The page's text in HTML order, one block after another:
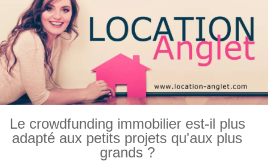
Le crowdfunding immobilier est-il plus
adapté aux petits projets qu'aux plus
grands ?